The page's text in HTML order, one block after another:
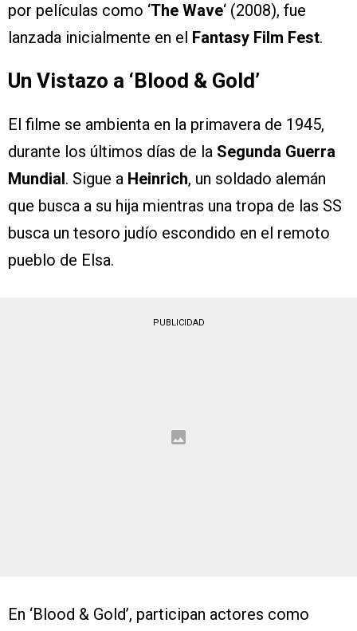
por películas como ‘The Wave‘ (2008), fue
lanzada inicialmente en el Fantasy Film Fest.
Un Vistazo a ‘Blood & Gold’
El filme se ambienta en la primavera de 1945,
durante los últimos días de la Segunda Guerra
Mundial . Sigue a Heinrich, un soldado alemán
que busca a su hija mientras una tropa de las SS
busca un tesoro judío escondido en el remoto
pueblo de Elsa.
PUBLICIDAD
En ‘Blood & Gold’, participan actores como